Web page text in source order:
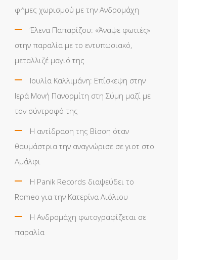
φήμες χωρισμού με την Ανδρομάχη
Έλενα Παπαρίζου: «Άναψε φωτιές»
στην παραλία με το εντυπωσιακό,
μεταλλιζέ μαγιό της
Ιουλία Καλλιμάνη: Επίσκεψη στην
Ιερά Μονή Πανορμίτη στη Σύμη μαζί με
τον σύντροφό της
Η αντίδραση της Βίσση όταν
θαυμάστρια την αναγνώρισε σε γιοτ στο
Αμάλφι
Η Panik Records διαψεύδει το
Romeo για την Κατερίνα Λιόλιου
Η Ανδρομάχη φωτογραφίζεται σε
παραλία